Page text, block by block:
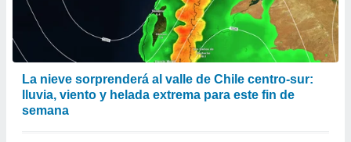
La nieve sorprenderá al valle de Chile centro-sur:
lluvia, viento y helada extrema para este fin de
semana